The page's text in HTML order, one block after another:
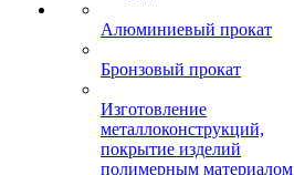
Алюминиевый прокат
Бронзовый прокат
Изготовление
металлоконструкций,
покрытие изделий
полимерным материалом